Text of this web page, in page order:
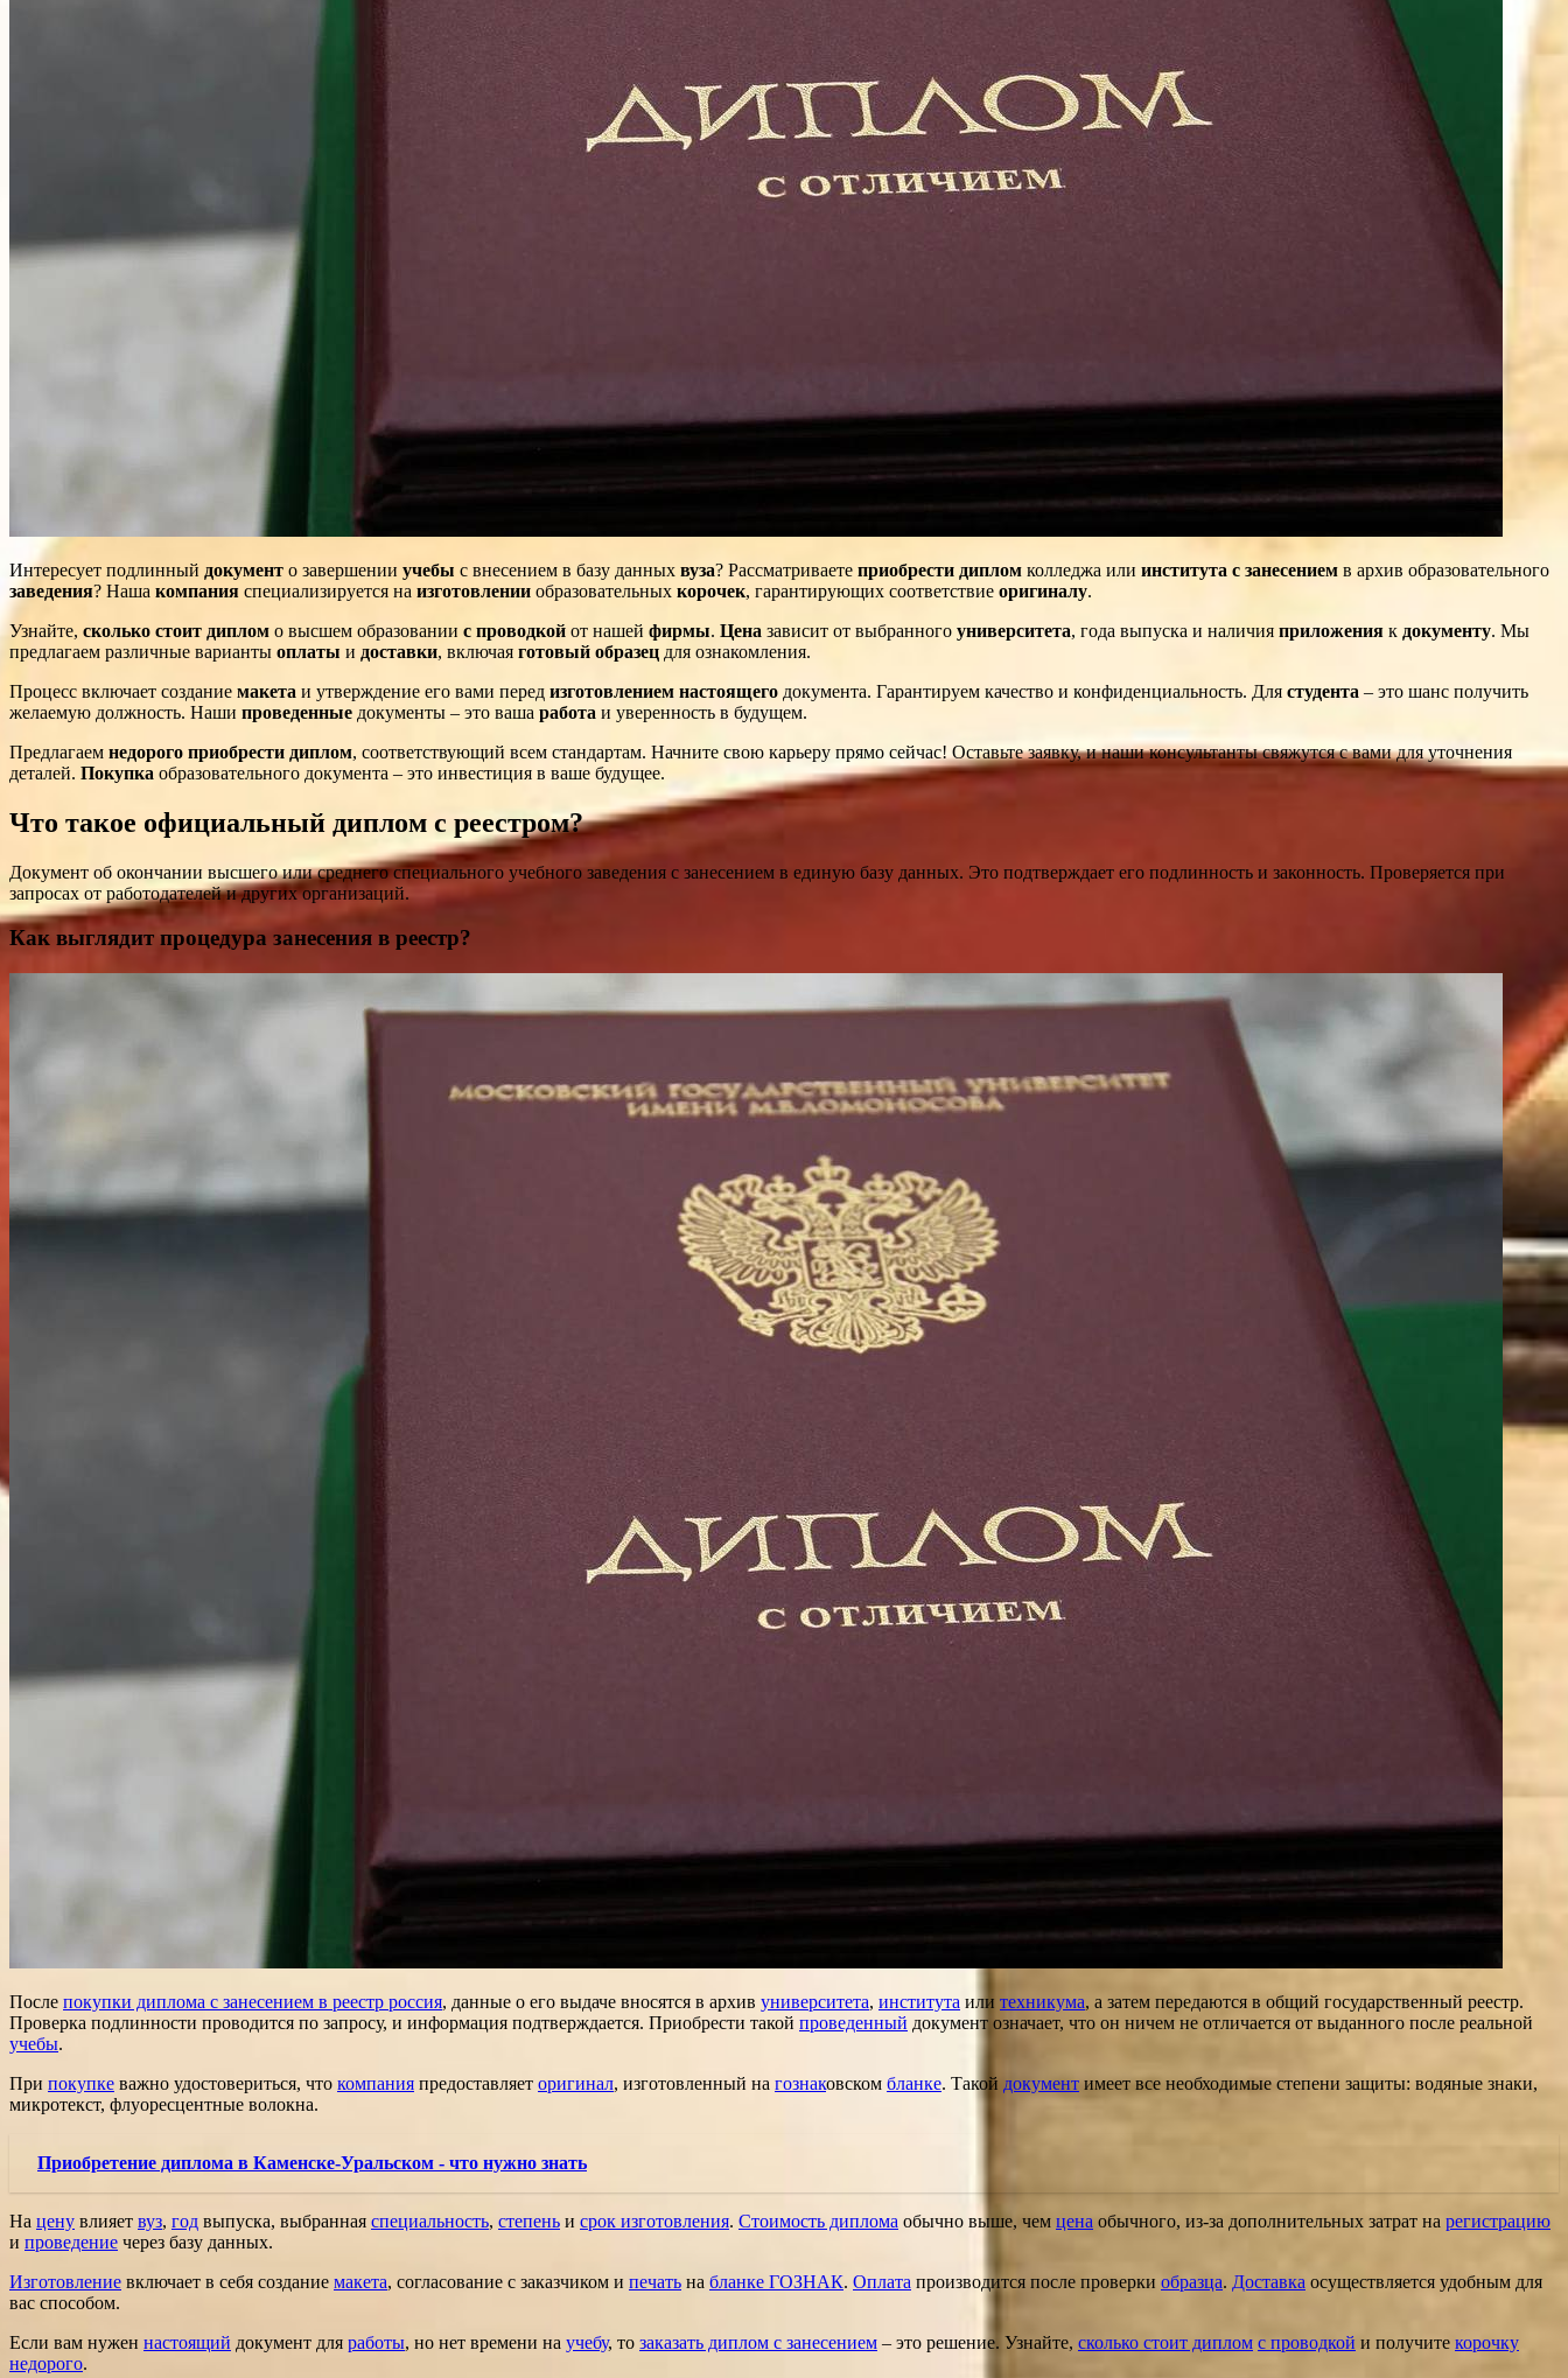
Интересует подлинный документ о завершении учебы с внесением в базу данных вуза? Рассматриваете приобрести диплом колледжа или института с занесением в архив образовательного
заведения? Наша компания специализируется на изготовлении образовательных корочек, гарантирующих соответствие оригиналу.
Узнайте, сколько стоит диплом о высшем образовании с проводкой от нашей фирмы. Цена зависит от выбранного университета, года выпуска и наличия приложения к документу. Мы
предлагаем различные варианты оплаты и доставки, включая готовый образец для ознакомления.
Процесс включает создание макета и утверждение его вами перед изготовлением настоящего документа. Гарантируем качество и конфиденциальность. Для студента – это шанс получить
желаемую должность. Наши проведенные документы – это ваша работа и уверенность в будущем.
Предлагаем недорого приобрести диплом, соответствующий всем стандартам. Начните свою карьеру прямо сейчас! Оставьте заявку, и наши консультанты свяжутся с вами для уточнения
деталей. Покупка образовательного документа – это инвестиция в ваше будущее.
Что такое официальный диплом с реестром?
Документ об окончании высшего или среднего специального учебного заведения с занесением в единую базу данных. Это подтверждает его подлинность и законность. Проверяется при
запросах от работодателей и других организаций.
Как выглядит процедура занесения в реестр?
После покупки диплома с занесением в реестр россия, данные о его выдаче вносятся в архив университета, института или техникума, а затем передаются в общий государственный реестр.
Проверка подлинности проводится по запросу, и информация подтверждается. Приобрести такой проведенный документ означает, что он ничем не отличается от выданного после реальной
учебы.
При покупке важно удостовериться, что компания предоставляет оригинал, изготовленный на гознаковском бланке. Такой документ имеет все необходимые степени защиты: водяные знаки,
микротекст, флуоресцентные волокна.
Приобретение диплома в Каменске-Уральском - что нужно знать
На цену влияет вуз, год выпуска, выбранная специальность, степень и срок изготовления. Стоимость диплома обычно выше, чем цена обычного, из-за дополнительных затрат на регистрацию
и проведение через базу данных.
Изготовление включает в себя создание макета, согласование с заказчиком и печать на бланке ГОЗНАК. Оплата производится после проверки образца. Доставка осуществляется удобным для
вас способом.
Если вам нужен настоящий документ для работы, но нет времени на учебу, то заказать диплом с занесением – это решение. Узнайте, сколько стоит диплом с проводкой и получите корочку
недорого.